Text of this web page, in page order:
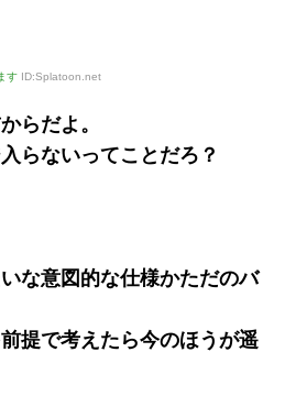
す ID:Splatoon.net
らだよ。
らないってことだろ？
な意図的な仕様かただのバ
提で考えたら今のほうが遥